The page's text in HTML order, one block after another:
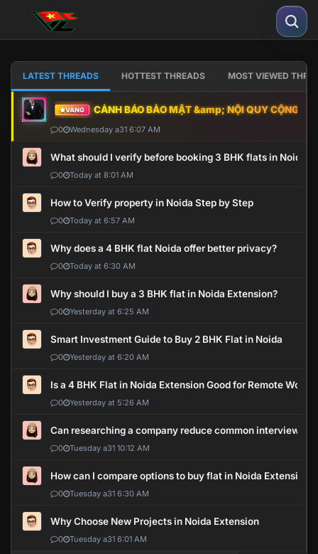
LATEST THREADS HOTTEST THREADS MOST VIEWED
VÀNG CẢNH BÁO BẢO MẬT &amp; NỘI QUY CỘNG
0 Wednesday a31 6:07 AM
What should I verify before booking 3 BHK flats in Noida?
0 Today at 8:01 AM
How to Verify property in Noida Step by Step
0 Today at 6:57 AM
Why does a 4 BHK flat Noida offer better privacy?
0 Today at 6:30 AM
Why should I buy a 3 BHK flat in Noida Extension?
0 Yesterday at 6:25 AM
Smart Investment Guide to Buy 2 BHK Flat in Noida
0 Yesterday at 6:20 AM
Is a 4 BHK Flat in Noida Extension Good for Remote Work?
0 Yesterday at 5:26 AM
Can researching a company reduce common interview
0 Tuesday a31 10:12 AM
How can I compare options to buy flat in Noida Extension?
0 Tuesday a31 6:30 AM
Why Choose New Projects in Noida Extension
0 Tuesday a31 6:01 AM